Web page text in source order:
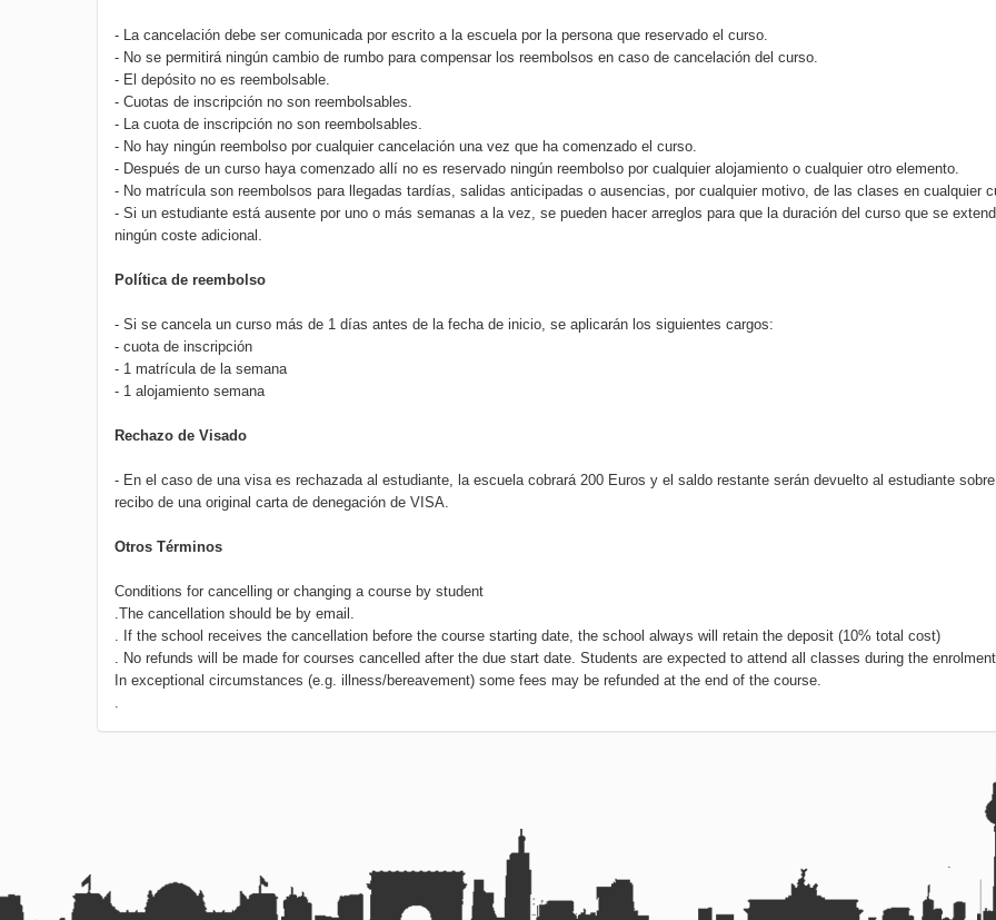
- La cancelación debe ser comunicada por escrito a la escuela por la persona que reservado el curso.
- No se permitirá ningún cambio de rumbo para compensar los reembolsos en caso de cancelación del curso.
- El depósito no es reembolsable.
- Cuotas de inscripción no son reembolsables.
- La cuota de inscripción no son reembolsables.
- No hay ningún reembolso por cualquier cancelación una vez que ha comenzado el curso.
- Después de un curso haya comenzado allí no es reservado ningún reembolso por cualquier alojamiento o cualquier otro elemento.
- No matrícula son reembolsos para llegadas tardías, salidas anticipadas o ausencias, por cualquier motivo, de las clases en cualquier
- Si un estudiante está ausente por uno o más semanas a la vez, se pueden hacer arreglos para que la duración del curso que se
ningún coste adicional.
Política de reembolso
- Si se cancela un curso más de 1 días antes de la fecha de inicio, se aplicarán los siguientes cargos:
- cuota de inscripción
- 1 matrícula de la semana
- 1 alojamiento semana
Rechazo de Visado
- En el caso de una visa es rechazada al estudiante, la escuela cobrará 200 Euros y el saldo restante serán devuelto al estudiante sobre
recibo de una original carta de denegación de VISA.
Otros Términos
Conditions for cancelling or changing a course by student
.The cancellation should be by email.
. If the school receives the cancellation before the course starting date, the school always will retain the deposit (10% total cost)
. No refunds will be made for courses cancelled after the due start date. Students are expected to attend all classes during the
In exceptional circumstances (e.g. illness/bereavement) some fees may be refunded at the end of the course.
.